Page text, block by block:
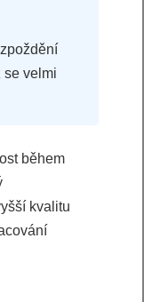
se velmi
během
kvalitu